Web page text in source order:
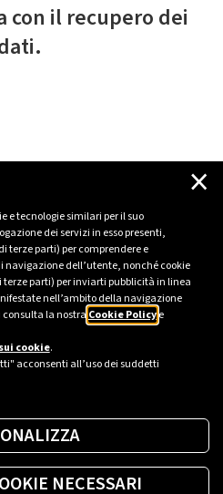
e tecnologie similari per il suo
dei servizi in esso presenti,
terze parti) per comprendere e
navigazione dell’utente, nonché cookie
terze parti) per inviarti pubblicità in linea
nell’ambito della navigazione
consulta la nostra Cookie Policye
cookie.
acconsenti all’uso dei suddetti
×
NECESSARI
con il recupero dei
con il recupero dei
o una PA?
più giusta per te.
colonnina